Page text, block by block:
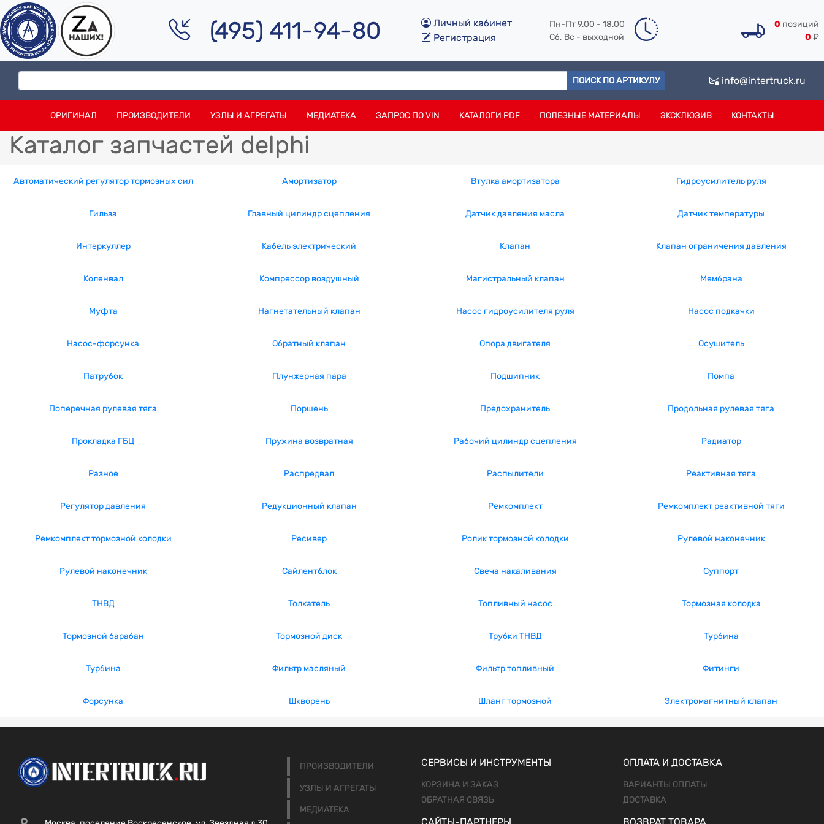
(495) 411-94-80
Личный кабинет
Регистрация
Пн-Пт 9.00 - 18.00
Сб, Вс - выходной
0 позиций
0 ₽
ПОИСК ПО АРТИКУЛУ info@intertruck.ru
ОРИГИНАЛ ПРОИЗВОДИТЕЛИ УЗЛЫ И АГРЕГАТЫ МЕДИАТЕКА ЗАПРОС ПО VIN КАТАЛОГИ PDF ПОЛЕЗНЫЕ МАТЕРИАЛЫ ЭКСКЛЮЗИВ КОНТАКТЫ
Каталог запчастей delphi
Автоматический регулятор тормозных сил Амортизатор Втулка амортизатора Гидроусилитель руля
Гильза Главный цилиндр сцепления Датчик давления масла Датчик температуры
Интеркуллер Кабель электрический Клапан Клапан ограничения давления
Коленвал Компрессор воздушный Магистральный клапан Мембрана
Муфта Нагнетательный клапан Насос гидроусилителя руля Насос подкачки
Насос-форсунка Обратный клапан Опора двигателя Осушитель
Патрубок Плунжерная пара Подшипник Помпа
Поперечная рулевая тяга Поршень Предохранитель Продольная рулевая тяга
Прокладка ГБЦ Пружина возвратная Рабочий цилиндр сцепления Радиатор
Разное Распредвал Распылители Реактивная тяга
Регулятор давления Редукционный клапан Ремкомплект Ремкомплект реактивной тяги
Ремкомплект тормозной колодки Ресивер Ролик тормозной колодки Рулевой наконечник
Рулевой наконечник Сайлентблок Свеча накаливания Суппорт
ТНВД Толкатель Топливный насос Тормозная колодка
Тормозной барабан Тормозной диск Трубки ТНВД Турбина
Турбина Фильтр масляный Фильтр топливный Фитинги
Форсунка Шкворень Шланг тормозной Электромагнитный клапан
ПРОИЗВОДИТЕЛИ
УЗЛЫ И АГРЕГАТЫ
МЕДИАТЕКА
СЕРВИСЫ И ИНСТРУМЕНТЫ
КОРЗИНА И ЗАКАЗ
ОБРАТНАЯ СВЯЗЬ
ОПЛАТА И ДОСТАВКА
ВАРИАНТЫ ОПЛАТЫ
ДОСТАВКА